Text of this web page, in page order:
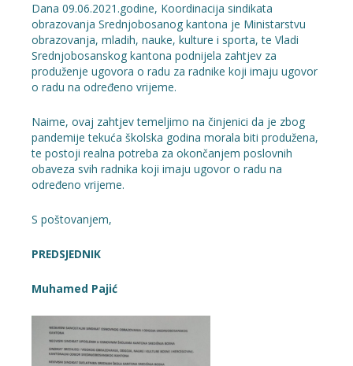
Dana 09.06.2021.godine, Koordinacija sindikata
obrazovanja Srednjobosanog kantona je Ministarstvu
obrazovanja, mladih, nauke, kulture i sporta, te Vladi
Srednjobosanskog kantona podnijela zahtjev za
produženje ugovora o radu za radnike koji imaju ugovor
o radu na određeno vrijeme.
Naime, ovaj zahtjev temeljimo na činjenici da je zbog
pandemije tekuća školska godina morala biti produžena,
te postoji realna potreba za okončanjem poslovnih
obaveza svih radnika koji imaju ugovor o radu na
određeno vrijeme.
S poštovanjem,
PREDSJEDNIK
Muhamed Pajić